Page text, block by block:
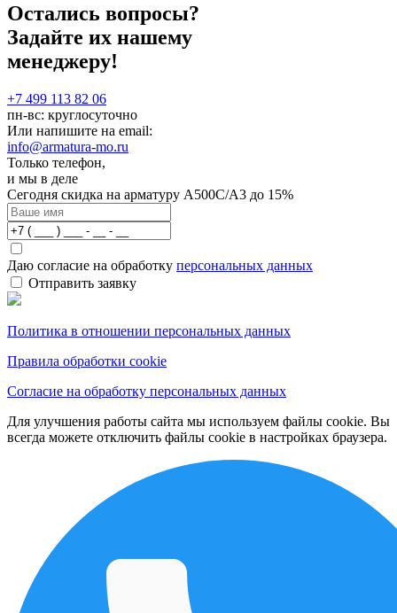
Остались вопросы?
Задайте их нашему
менеджеру!
+7 499 113 82 06
пн-вс: круглосуточно
Или напишите на email:
info@armatura-mo.ru
Только телефон,
и мы в деле
Сегодня скидка на арматуру А500С/А3 до 15%
Даю согласие на обработку персональных данных
Отправить заявку
Политика в отношении персональных данных
Правила обработки cookie
Согласие на обработку персональных данных
Для улучшения работы сайта мы используем файлы cookie. Вы
всегда можете отключить файлы cookie в настройках браузера.